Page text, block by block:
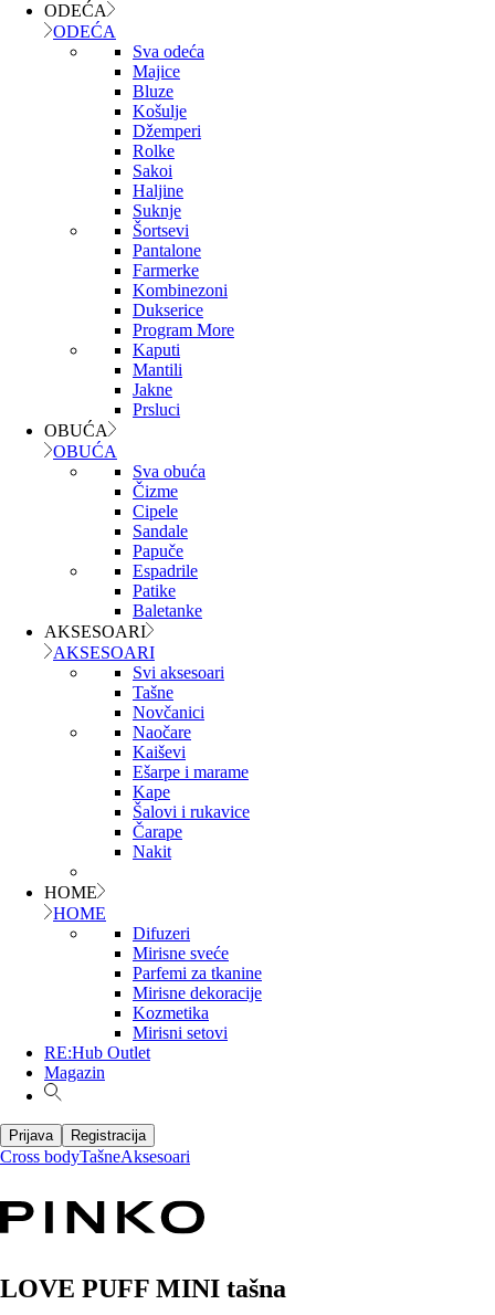
ODEĆA
ODEĆA
Sva odeća
Majice
Bluze
Košulje
Džemperi
Rolke
Sakoi
Haljine
Suknje
Šortsevi
Pantalone
Farmerke
Kombinezoni
Dukserice
Program More
Kaputi
Mantili
Jakne
Prsluci
OBUĆA
OBUĆA
Sva obuća
Čizme
Cipele
Sandale
Papuče
Espadrile
Patike
Baletanke
AKSESOARI
AKSESOARI
Svi aksesoari
Tašne
Novčanici
Naočare
Kaiševi
Ešarpe i marame
Kape
Šalovi i rukavice
Čarape
Nakit
HOME
HOME
Difuzeri
Mirisne sveće
Parfemi za tkanine
Mirisne dekoracije
Kozmetika
Mirisni setovi
RE:Hub Outlet
Magazin
Prijava Registracija
Cross bodyTašneAksesoari
LOVE PUFF MINI tašna